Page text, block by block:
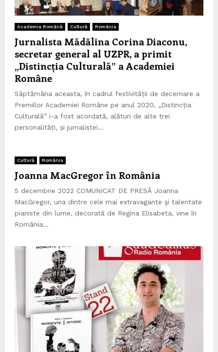
Academia Română Cultură România
Jurnalista Mădălina Corina Diaconu,
secretar general al UZPR, a primit
„Distincția Culturală” a Academiei
Române
Săptămâna aceasta, în cadrul festivității de decernare a
Premiilor Academiei Române pe anul 2020, „Distincția
Culturală” i-a fost acordată, alături de alte trei
personalități, și jurnalistei...
Cultură România
Joanna MacGregor în România
5 decembrie 2022 COMUNICAT DE PRESĂ Joanna
MacGregor, una dintre cele mai extravagante şi talentate
pianiste din lume, decorată de Regina Elisabeta, vine în
România...